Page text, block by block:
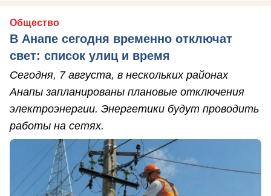
Общество
В Анапе сегодня временно отключат
свет: список улиц и время
Сегодня, 7 августа, в нескольких районах
Анапы запланированы плановые отключения
электроэнергии. Энергетики будут проводить
работы на сетях.